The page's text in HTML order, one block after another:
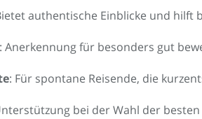
authentische Einblicke und hilft
: Anerkennung für besonders gut
: Für spontane Reisende, die
bei der Wahl der besten